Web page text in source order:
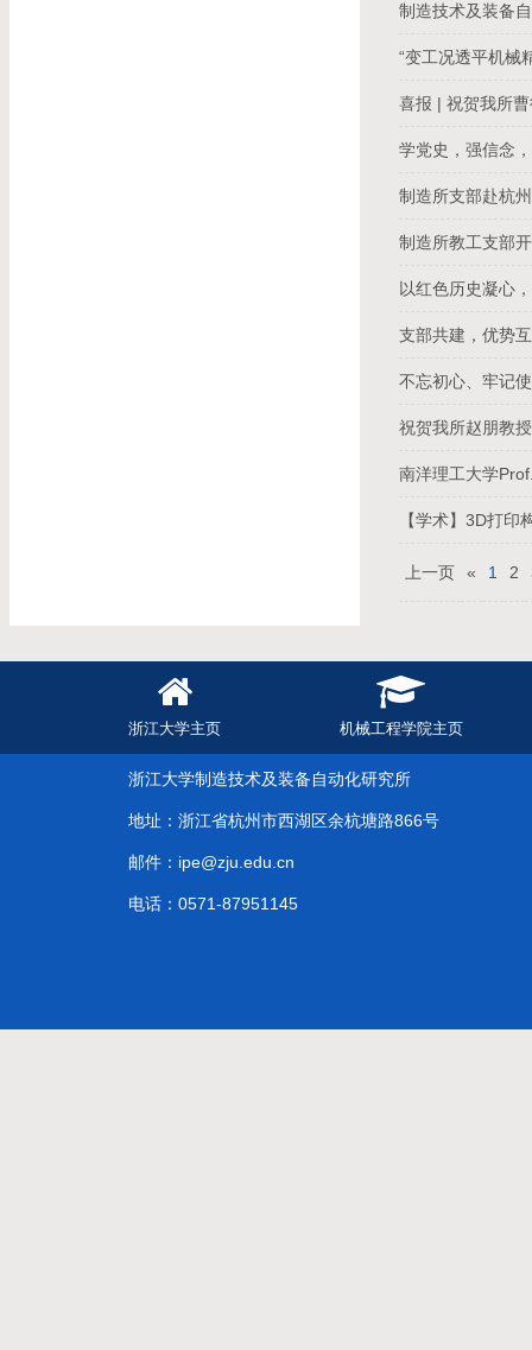
制造技术及装备
“变工况透平机械
喜报 | 祝贺我所
学党史，强信念
制造所支部赴杭
制造所教工支部
以红色历史凝心
支部共建，优势
不忘初心、牢记
祝贺我所赵朋教
南洋理工大学
【学术】3D打
上一页 « 1 2
浙江大学主页 机械工程学院主页
浙江大学制造技术及装备自动化研究所
地址：浙江省杭州市西湖区余杭塘路866号
邮件：ipe@zju.edu.cn
电话：0571-87951145